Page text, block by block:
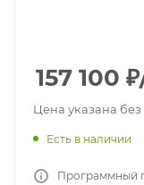
157 100 ₽
Цена указана
Есть в наличии
Программный